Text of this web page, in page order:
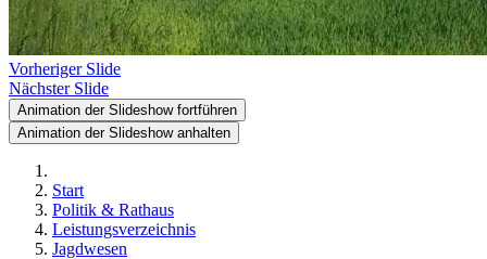
Vorheriger Slide
Nächster Slide
Animation der Slideshow fortführen
Animation der Slideshow anhalten
Start
Politik & Rathaus
Leistungsverzeichnis
Jagdwesen